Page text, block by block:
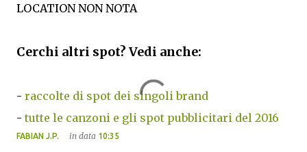
LOCATION NON NOTA
Cerchi altri spot? Vedi anche:
- raccolte di spot dei singoli brand
-tutte le canzoni e gli spot pubblicitari del 2016
FABIAN J.P. in data 10:35